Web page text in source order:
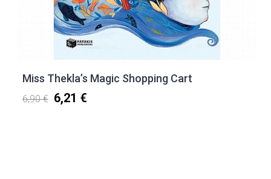
Miss Thekla’s Magic Shopping Cart
6,90 € 6,21 €